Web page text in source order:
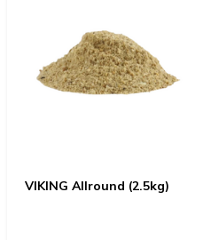
VIKING Allround (2.5kg)